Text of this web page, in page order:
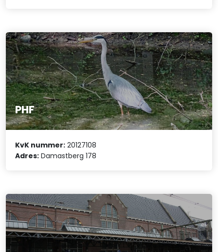
PHF
KvK nummer: 20127108
Adres: Damastberg 178